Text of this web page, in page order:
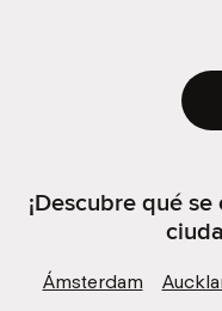
¡Descubre qué
Ámsterdam